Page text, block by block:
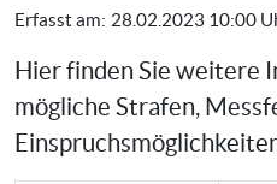
Erfasst am: 28.02.2023 10:00
Hier finden Sie weitere
mögliche Strafen,